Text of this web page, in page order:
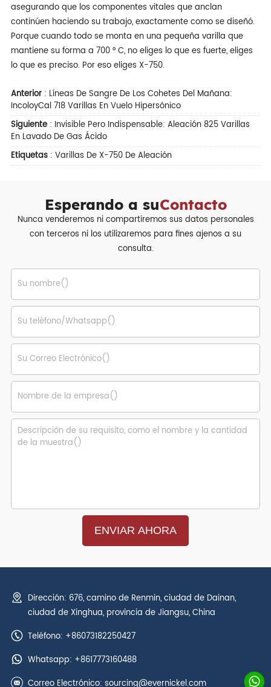
asegurando que los componentes vitales que anclan
continúen haciendo su trabajo, exactamente como se diseñó.
Porque cuando todo se monta en una pequeña varilla que
mantiene su forma a 700 ° C, no eliges lo que es fuerte, eliges
lo que es preciso. Por eso eliges X-750.
Anterior: Líneas De Sangre De Los Cohetes Del Mañana:
IncoloyCal 718 Varillas En Vuelo Hipersónico
Siguiente: Invisible Pero Indispensable: Aleación 825 Varillas
En Lavado De Gas Ácido
Etiquetas: Varillas De X-750 De Aleación
Esperando a suContacto
Nunca venderemos ni compartiremos sus datos personales
con terceros ni los utilizaremos para fines ajenos a su
consulta.
Dirección: 676, camino de Renmin, ciudad de Dainan,
ciudad de Xinghua, provincia de Jiangsu, China
Teléfono: +86073182250427
Whatsapp: +8617773160488
Correo Electrónico: sourcing@evernickel.com